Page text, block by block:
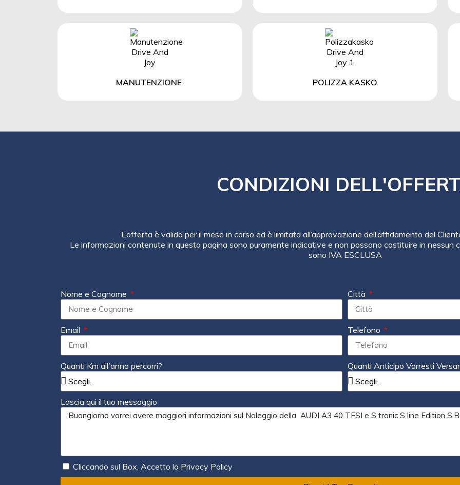
MANUTENZIONE POLIZZA KASKO
CONDIZIONI
L’offerta è valida per il mese in corso ed è limitata all’approvazione dell’affidamento del
Le informazioni contenute in questa pagina sono puramente indicative e non possono costituire in nessun
sono IVA ESCLUSA
Nome e Cognome Città
Email Telefono
Quanti Km all'anno percorri? Quanti Anticipo Vorresti
Lascia qui il tuo messaggio
Cliccando sul Box, Accetto la Privacy Policy